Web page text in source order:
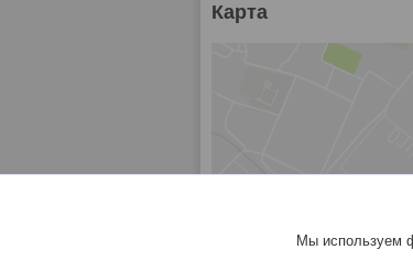
Карта
Мы используем